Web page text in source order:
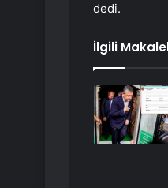
dedi.
İlgili